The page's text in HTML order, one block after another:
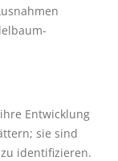
Entwicklung
sie sind
identifizieren.